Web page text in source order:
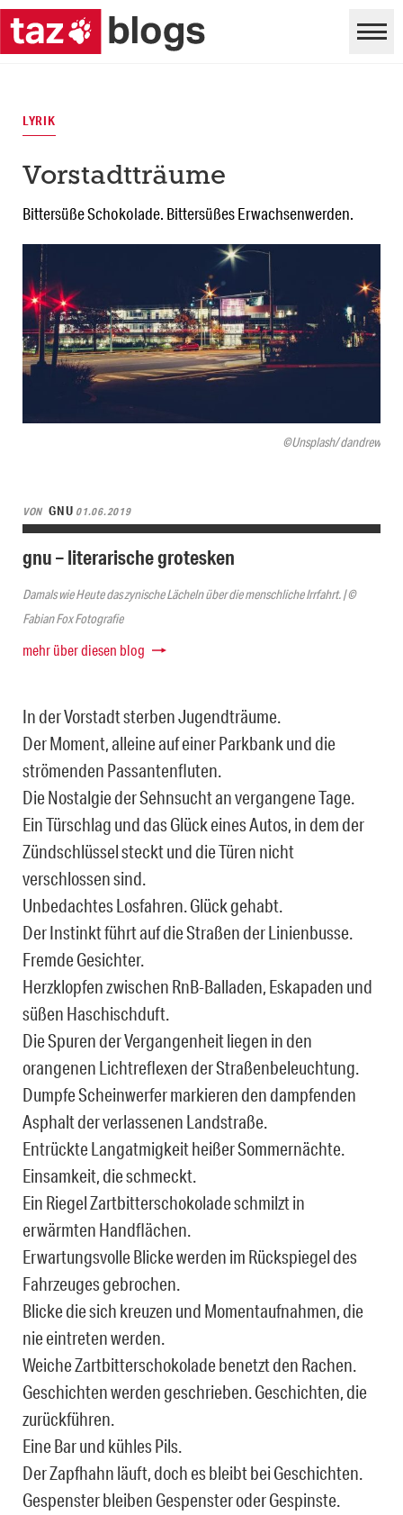
©Unsplash/ dandrew
LYRIK
Vorstadtträume
Bittersüße Schokolade. Bittersüßes Erwachsenwerden.
VON GNU 01.06.2019
gnu – literarische grotesken
Damals wie Heute das zynische Lächeln über die menschliche Irrfahrt. | ©
Fabian Fox Fotografie
mehr über diesen blog
In der Vorstadt sterben Jugendträume.
Der Moment, alleine auf einer Parkbank und die
strömenden Passantenfluten.
Die Nostalgie der Sehnsucht an vergangene Tage.
Ein Türschlag und das Glück eines Autos, in dem der
Zündschlüssel steckt und die Türen nicht
verschlossen sind.
Unbedachtes Losfahren. Glück gehabt.
Der Instinkt führt auf die Straßen der Linienbusse.
Fremde Gesichter.
Herzklopfen zwischen RnB-Balladen, Eskapaden und
süßen Haschischduft.
Die Spuren der Vergangenheit liegen in den
orangenen Lichtreflexen der Straßenbeleuchtung.
Dumpfe Scheinwerfer markieren den dampfenden
Asphalt der verlassenen Landstraße.
Entrückte Langatmigkeit heißer Sommernächte.
Einsamkeit, die schmeckt.
Ein Riegel Zartbitterschokolade schmilzt in
erwärmten Handflächen.
Erwartungsvolle Blicke werden im Rückspiegel des
Fahrzeuges gebrochen.
Blicke die sich kreuzen und Momentaufnahmen, die
nie eintreten werden.
Weiche Zartbitterschokolade benetzt den Rachen.
Geschichten werden geschrieben. Geschichten, die
zurückführen.
Eine Bar und kühles Pils.
Der Zapfhahn läuft, doch es bleibt bei Geschichten.
Gespenster bleiben Gespenster oder Gespinste.